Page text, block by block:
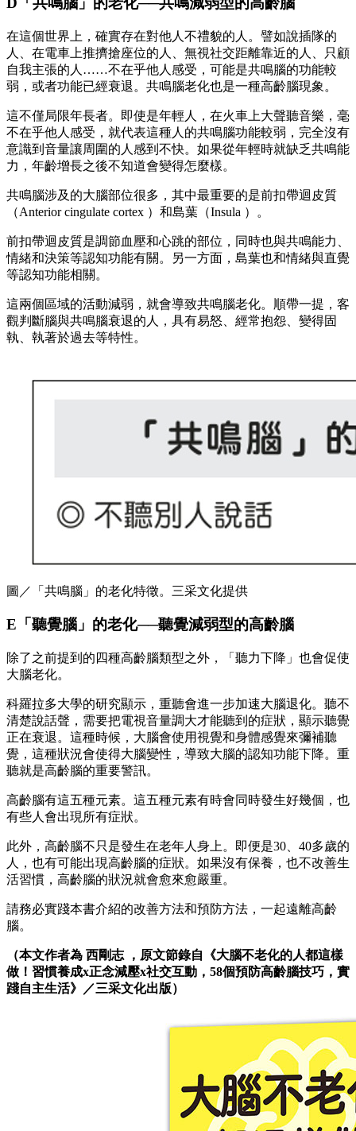
在這個世界上，確實存在對他人不禮貌的人。譬如說插隊的
人、在電車上推擠搶座位的人、無視社交距離靠近的人、只顧
自我主張的人……不在乎他人感受，可能是共鳴腦的功能較
弱，或者功能已經衰退。共鳴腦老化也是一種高齡腦現象。
這不僅局限年長者。即使是年輕人，在火車上大聲聽音樂，毫
不在乎他人感受，就代表這種人的共鳴腦功能較弱，完全沒有
意識到音量讓周圍的人感到不快。如果從年輕時就缺乏共鳴能
力，年齡增長之後不知道會變得怎麼樣。
共鳴腦涉及的大腦部位很多，其中最重要的是前扣帶迴皮質
（Anterior cingulate cortex ）和島葉（Insula ）。
前扣帶迴皮質是調節血壓和心跳的部位，同時也與共鳴能力、
情緒和決策等認知功能有關。另一方面，島葉也和情緒與直覺
等認知功能相關。
這兩個區域的活動減弱，就會導致共鳴腦老化。順帶一提，客
觀判斷腦與共鳴腦衰退的人，具有易怒、經常抱怨、變得固
執、執著於過去等特性。
圖／「共鳴腦」的老化特徵。三采文化提供
E「聽覺腦」的老化──聽覺減弱型的高齡腦
除了之前提到的四種高齡腦類型之外，「聽力下降」也會促使
大腦老化。
科羅拉多大學的研究顯示，重聽會進一步加速大腦退化。聽不
清楚說話聲，需要把電視音量調大才能聽到的症狀，顯示聽覺
正在衰退。這種時候，大腦會使用視覺和身體感覺來彌補聽
覺，這種狀況會使得大腦變性，導致大腦的認知功能下降。重
聽就是高齡腦的重要警訊。
高齡腦有這五種元素。這五種元素有時會同時發生好幾個，也
有些人會出現所有症狀。
此外，高齡腦不只是發生在老年人身上。即便是30、40多歲的
人，也有可能出現高齡腦的症狀。如果沒有保養，也不改善生
活習慣，高齡腦的狀況就會愈來愈嚴重。
請務必實踐本書介紹的改善方法和預防方法，一起遠離高齡
腦。
（本文作者為 西剛志 ， 原文節錄自《大腦不老化的人都這樣
做！習慣養成x正念減壓x社交互動，58個預防高齡腦技巧，實
踐自主生活》
／三采文化出版）